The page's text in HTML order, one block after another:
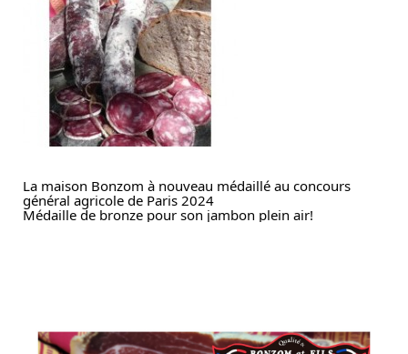
La maison Bonzom à nouveau médaillé au concours
général agricole de Paris 2024
Médaille de bronze pour son jambon plein air!